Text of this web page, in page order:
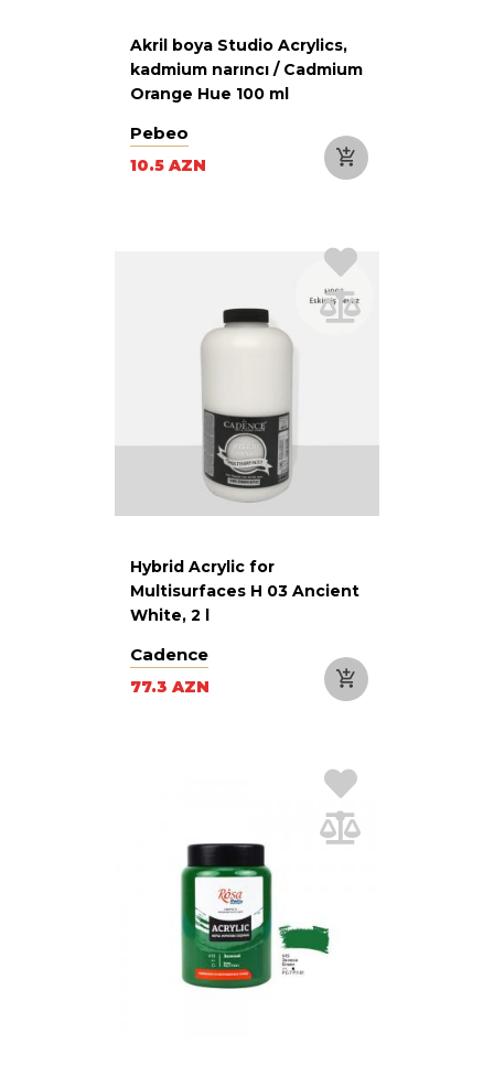
Akril boya Studio Acrylics,
kadmium narıncı / Cadmium
Orange Hue 100 ml
Pebeo
10.5 AZN
Hybrid Acrylic for
Multisurfaces H 03 Ancient
White, 2 l
Cadence
77.3 AZN